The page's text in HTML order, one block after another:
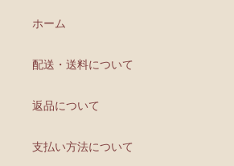
ホーム
配送・送料について
返品について
支払い方法について